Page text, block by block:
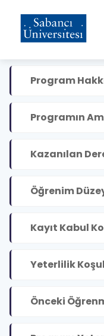
content
Program
Programın
Kazanılan
Öğrenim
Kayıt Kabul
Yeterlilik
Önceki